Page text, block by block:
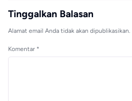
Tinggalkan Balasan
Alamat email Anda tidak akan dipublikasikan.
Komentar *